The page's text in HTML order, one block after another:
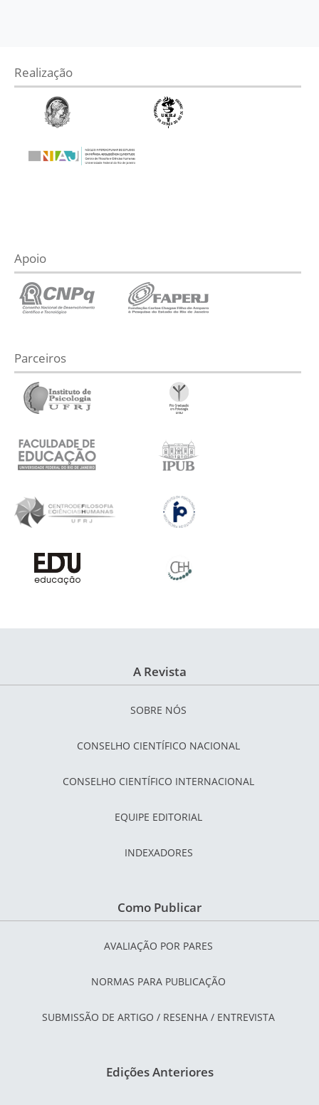
Realização
Apoio
Parceiros
A Revista
SOBRE NÓS
CONSELHO CIENTÍFICO NACIONAL
CONSELHO CIENTÍFICO INTERNACIONAL
EQUIPE EDITORIAL
INDEXADORES
Como Publicar
AVALIAÇÃO POR PARES
NORMAS PARA PUBLICAÇÃO
SUBMISSÃO DE ARTIGO / RESENHA / ENTREVISTA
Edições Anteriores